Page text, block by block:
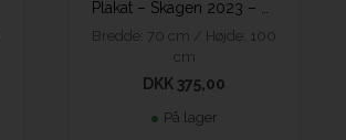
Bredde: 70 cm / Højde: 100
cm
DKK 375,00
På lager